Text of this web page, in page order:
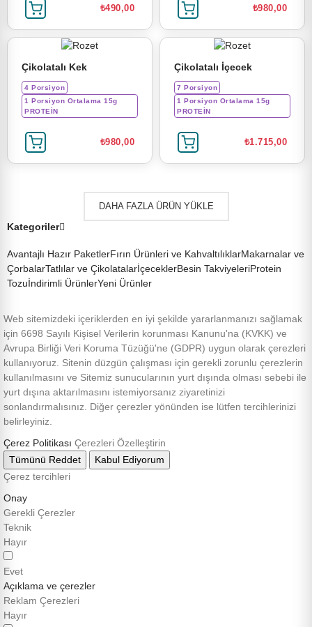
₺490,00 ₺980,00
Çikolatalı Kek
4 Porsiyon
1 Porsiyon Ortalama 15g
PROTEİN
₺980,00
Çikolatalı İçecek
7 Porsiyon
1 Porsiyon Ortalama 15g
PROTEİN
₺1.715,00
DAHA FAZLA ÜRÜN YÜKLE
Kategoriler
Avantajlı Hazır PaketlerFırın Ürünleri ve KahvaltılıklarMakarnalar ve
ÇorbalarTatlılar ve ÇikolatalarİçeceklerBesin TakviyeleriProtein
Tozuİndirimli ÜrünlerYeni Ürünler
Web sitemizdeki içeriklerden en iyi şekilde yararlanmanızı sağlamak
için 6698 Sayılı Kişisel Verilerin korunması Kanunu'na (KVKK) ve
Avrupa Birliği Veri Koruma Tüzüğü'ne (GDPR) uygun olarak çerezleri
kullanıyoruz. Sitenin düzgün çalışması için gerekli zorunlu çerezlerin
kullanılmasını ve Sitemiz sunucularının yurt dışında olması sebebi ile
yurt dışına aktarılmasını istemiyorsanız ziyaretinizi
sonlandırmalısınız. Diğer çerezler yönünden ise lütfen tercihlerinizi
belirleyiniz.
Çerez Politikası Çerezleri Özelleştirin
Tümünü Reddet
Kabul Ediyorum
Çerez tercihleri
Onay
Gerekli Çerezler
Teknik
Hayır
Evet
Açıklama ve çerezler
Reklam Çerezleri
Hayır